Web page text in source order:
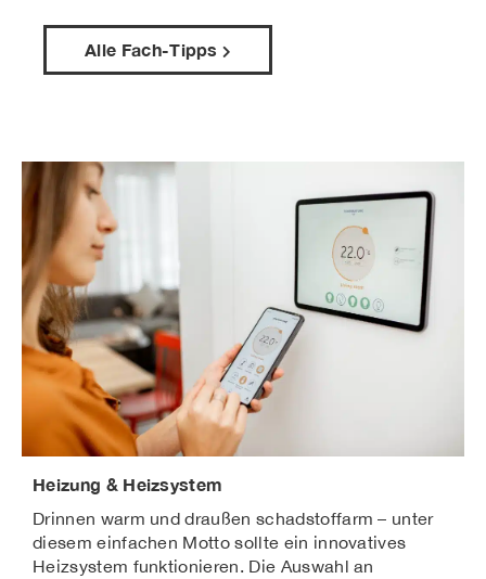
Alle Fach-Tipps
Heizung & Heizsystem
Drinnen warm und draußen schadstoffarm – unter
diesem einfachen Motto sollte ein innovatives
Heizsystem funktionieren. Die Auswahl an